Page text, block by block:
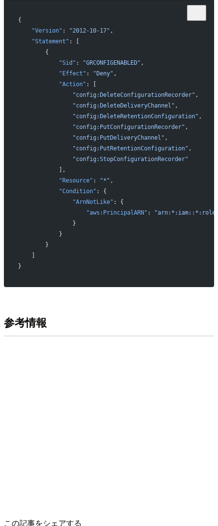
{
    "Version"
: "2012-10-17" ,
    "Statement"
: [
        {
            "Sid"
: "GRCONFIGENABLED" ,
            "Effect"
: "Deny" ,
            "Action"
: [
                "config:DeleteConfigurationRecorder"
,
                "config:DeleteDeliveryChannel"
,
                "config:DeleteRetentionConfiguration"
,
                "config:PutConfigurationRecorder"
,
                "config:PutDeliveryChannel"
,
                "config:PutRetentionConfiguration"
,
                "config:StopConfigurationRecorder"
            ],
            "Resource"
: "*" ,
            "Condition"
: {
                "ArnNotLike"
: {
                    "aws:PrincipalARN"
:
"arn:*:iam::*:role/
                }
            }
        }
    ]
}
参考情報
この記事をシェアする